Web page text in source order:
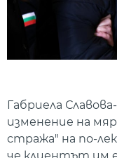
Габриела
изменение на
стража" на по-